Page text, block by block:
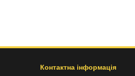
Контактна інформація